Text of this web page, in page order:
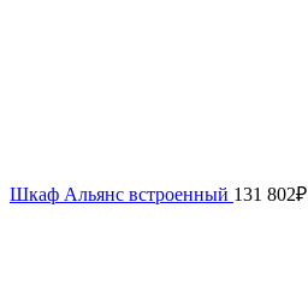
Шкаф Альянс встроенный 131 802₽